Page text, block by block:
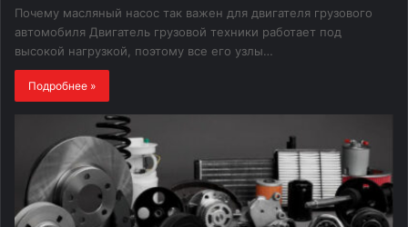
Почему масляный насос так важен для двигателя грузового
автомобиля Двигатель грузовой техники работает под
высокой нагрузкой, поэтому все его узлы…
Подробнее »